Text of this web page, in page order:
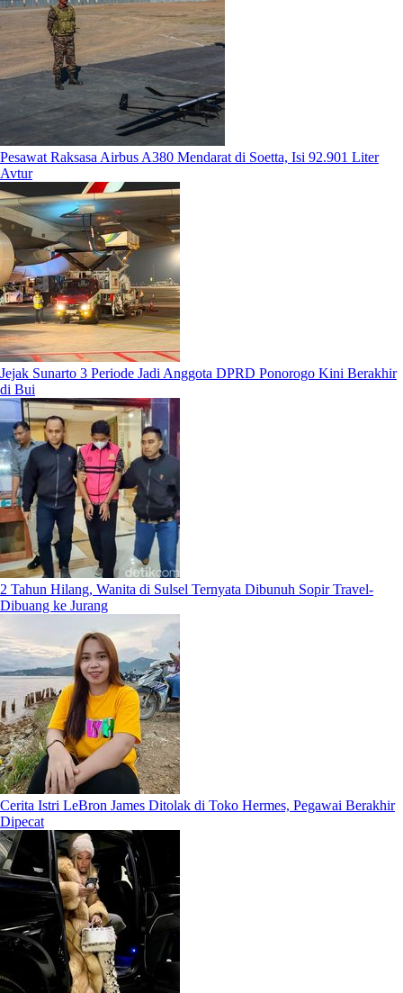
Pesawat Raksasa Airbus A380 Mendarat di Soetta, Isi 92.901 Liter
Avtur
Jejak Sunarto 3 Periode Jadi Anggota DPRD Ponorogo Kini Berakhir
di Bui
2 Tahun Hilang, Wanita di Sulsel Ternyata Dibunuh Sopir Travel-
Dibuang ke Jurang
Cerita Istri LeBron James Ditolak di Toko Hermes, Pegawai Berakhir
Dipecat